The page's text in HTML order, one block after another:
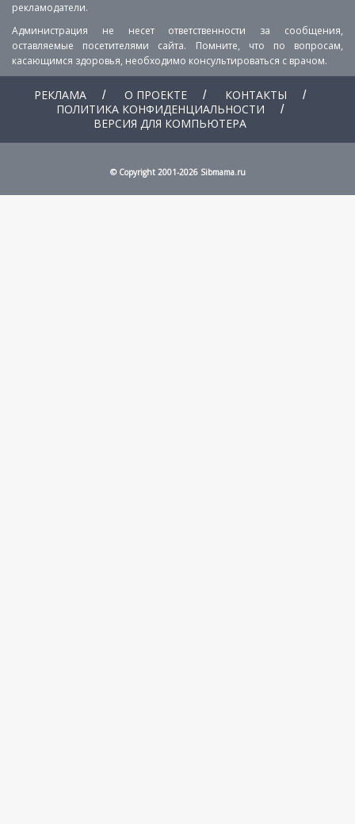
рекламодатели.
Администрация не несет ответственности за сообщения,
оставляемые посетителями сайта. Помните, что по вопросам,
касающимся здоровья, необходимо консультироваться с врачом.
РЕКЛАМА О ПРОЕКТЕ
КОНТАКТЫ
ПОЛИТИКА КОНФИДЕНЦИАЛЬНОСТИ
ВЕРСИЯ ДЛЯ КОМПЬЮТЕРА
© Copyright 2001-2026 Sibmama.ru